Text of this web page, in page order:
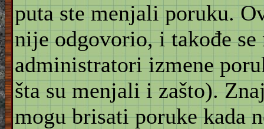
puta ste menjali poruku.
nije odgovorio, i takođe
administratori izmene
šta su menjali i zašto).
mogu brisati poruke kada